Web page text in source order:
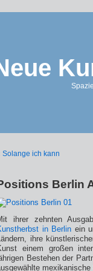
Solange ich kann
Berlin
ihrer zehnten
in Berlin ein
ihre
einem großen
Bestehen der